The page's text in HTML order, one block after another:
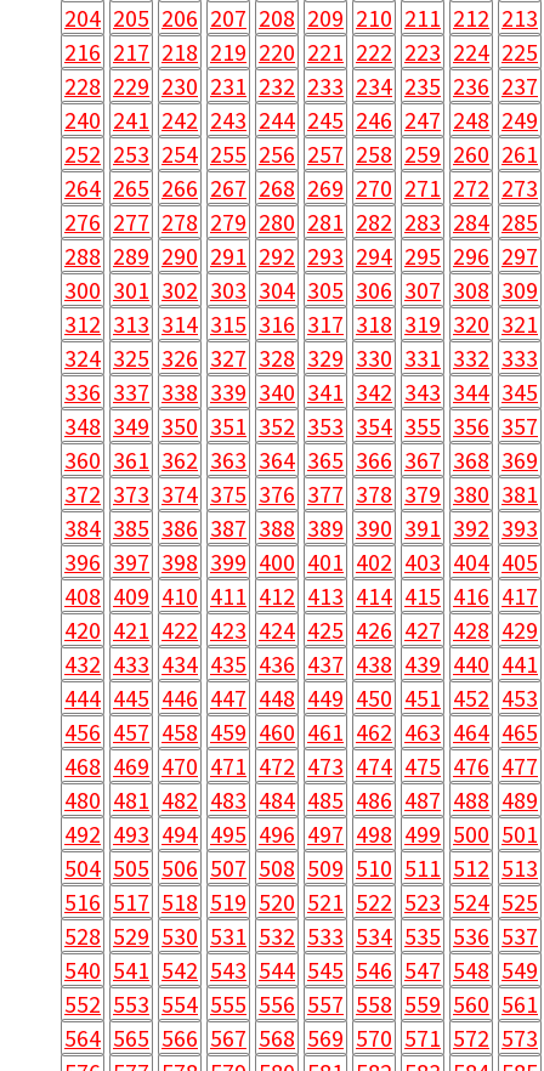
204 205 206 207 208 209 210 211 212 213
216 217 218 219 220 221 222 223 224 225
228 229 230 231 232 233 234 235 236 237
240 241 242 243 244 245 246 247 248 249
252 253 254 255 256 257 258 259 260 261
264 265 266 267 268 269 270 271 272 273
276 277 278 279 280 281 282 283 284 285
288 289 290 291 292 293 294 295 296 297
300 301 302 303 304 305 306 307 308 309
312 313 314 315 316 317 318 319 320 321
324 325 326 327 328 329 330 331 332 333
336 337 338 339 340 341 342 343 344 345
348 349 350 351 352 353 354 355 356 357
360 361 362 363 364 365 366 367 368 369
372 373 374 375 376 377 378 379 380 381
384 385 386 387 388 389 390 391 392 393
396 397 398 399 400 401 402 403 404 405
408 409 410 411 412 413 414 415 416 417
420 421 422 423 424 425 426 427 428 429
432 433 434 435 436 437 438 439 440 441
444 445 446 447 448 449 450 451 452 453
456 457 458 459 460 461 462 463 464 465
468 469 470 471 472 473 474 475 476 477
480 481 482 483 484 485 486 487 488 489
492 493 494 495 496 497 498 499 500 501
504 505 506 507 508 509 510 511 512 513
516 517 518 519 520 521 522 523 524 525
528 529 530 531 532 533 534 535 536 537
540 541 542 543 544 545 546 547 548 549
552 553 554 555 556 557 558 559 560 561
564 565 566 567 568 569 570 571 572 573